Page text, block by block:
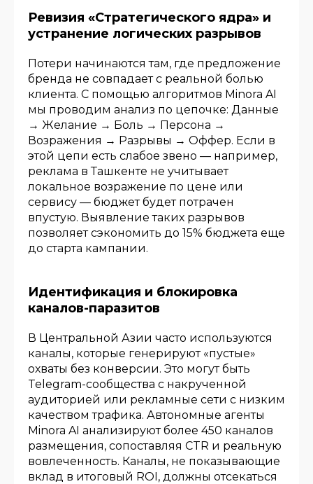
Ревизия «Стратегического ядра» и
устранение логических разрывов
Потери начинаются там, где предложение
бренда не совпадает с реальной болью
клиента. С помощью алгоритмов Minora AI
мы проводим анализ по цепочке: Данные
→ Желание → Боль → Персона →
Возражения → Разрывы → Оффер. Если в
этой цепи есть слабое звено — например,
реклама в Ташкенте не учитывает
локальное возражение по цене или
сервису — бюджет будет потрачен
впустую. Выявление таких разрывов
позволяет сэкономить до 15% бюджета еще
до старта кампании.
Идентификация и блокировка
каналов-паразитов
В Центральной Азии часто используются
каналы, которые генерируют «пустые»
охваты без конверсии. Это могут быть
Telegram-сообщества с накрученной
аудиторией или рекламные сети с низким
качеством трафика. Автономные агенты
Minora AI анализируют более 450 каналов
размещения, сопоставляя CTR и реальную
вовлеченность. Каналы, не показывающие
вклад в итоговый ROI, должны отсекаться